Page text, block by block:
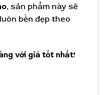
, sản phẩm này sẽ
bền đẹp theo
với giá tốt nhất!